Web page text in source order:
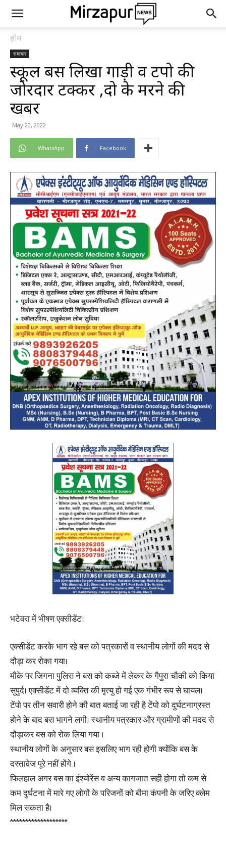
होम
समाचार
स्कूल बस लिखा गाड़ी व टेंपो की
जोरदार टक्कर ,दो के मरने की
खबर
May 20, 2022
WhatsApp Facebook
भटेवरा में भीषण एक्सीडेंट।
एक्सीडेंट करके भाग रहे बस को पत्रकारों व स्थानीय लोगों की मदद से
दौड़ा कर रोका गया।
मौके पर जिगना पुलिस ने बस को कब्जे में लेकर के गैपुरा चौकी को किया
सुपुर्द। एक्सीडेंट में दो व्यक्ति की मृत्यु हो गई एक गंभीर रूप से घायल।
टेंपो पर तीन सवारी होने की बात बताई जा रही है टेंपो को दुर्घटनाग्रस्त
होने के बाद बस भागने लगी। स्थानीय पत्रकार और ग्रामीणों की मदद से
दौड़ाकर बस को रोक लिया गया ।
स्थानीय लोगों के अनुसार बस इसलिए भाग रही होगी क्योंकि बस के
दस्तावेज पूरे नहीं होंगे ।
फिलहाल अगर बस का इंश्योरेंस व अन्य कागजात सही होगा तो कम से
कम दुर्घटना में मारे गए लोगों के परिजनों को बीमा कंपनी के जरिए क्लेम
मिल सकता है।
*******************